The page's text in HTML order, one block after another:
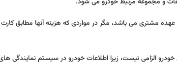
مشتری می باشد، مگر در مواردی که هزینه آنها مطابق
الزامی نیست، زیرا اطلاعات خودرو در سیستم نمایندگی